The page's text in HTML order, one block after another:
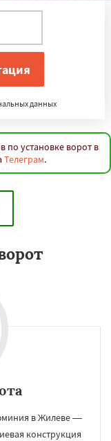
данных
по установке ворот в
Телеграм.
в Жилеве —
конструкция